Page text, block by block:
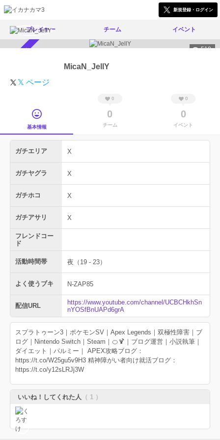
新規登録・ログイン
プレイヤー チーム イベント
518
MicaN_JellY
𝕏 ページ
基本情報
0
0
チーム
0
0
イベント
ガチエリア X
ガチヤグラ X
ガチホコ X
ガチアサリ X
フレンドコー
ド
活動時間帯 夜（19 - 23）
よく使うブキ N-ZAP85
配信URL
https://www.youtube.com/channel/UCBCHkhSn
nYOSfBnUAPd6grA
スプラトゥーン3｜ポケモンSV｜Apex Legends｜双極性障害｜ブ
ログ｜Nintendo Switch｜Steam｜🍊🍹｜ブログ運営｜小説執筆｜
ダイエット｜パルミー｜ APEX攻略ブログ：
https://t.co/W25gu5v9H3 精神障がい者向け就活ブログ：
https://t.co/y12sLRJj3W
いいね！してくれた人 （ 1 ）